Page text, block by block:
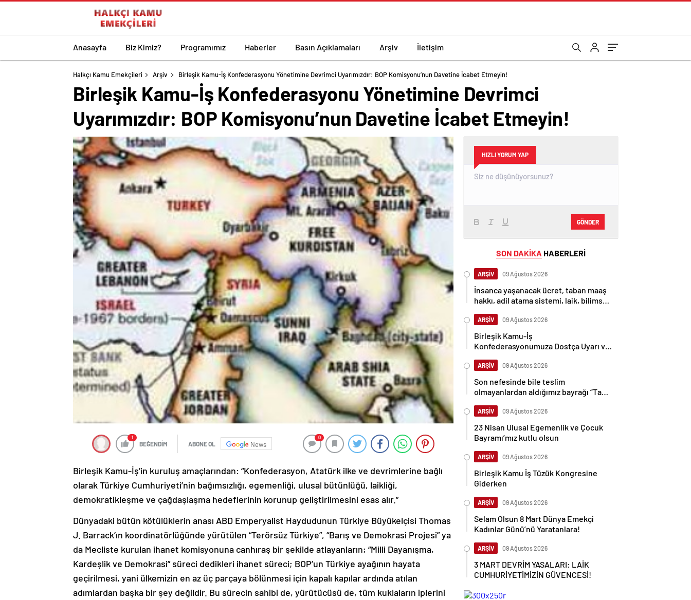
Anasayfa Biz Kimiz? Programımız Haberler Basın Açıklamaları Arşiv İletişim
Halkçı Kamu Emekçileri Arşiv Birleşik Kamu-İş Konfederasyonu Yönetimine Devrimci Uyarımızdır: BOP Komisyonu’nun Davetine İcabet Etmeyin!
Birleşik Kamu-İş Konfederasyonu Yönetimine Devrimci
Uyarımızdır: BOP Komisyonu’nun Davetine İcabet Etmeyin!
1
BEĞENDİM ABONE OL News
0
Birleşik Kamu-İş’in kuruluş amaçlarından: “Konfederasyon, Atatürk ilke ve devrimlerine bağlı
olarak Türkiye Cumhuriyeti’nin bağımsızlığı, egemenliği, ulusal bütünlüğü, laikliği,
demokratikleşme ve çağdaşlaşma hedeflerinin korunup geliştirilmesini esas alır.”
Dünyadaki bütün kötülüklerin anası ABD Emperyalist Haydudunun Türkiye Büyükelçisi Thomas
J. Barrack’ın koordinatörlüğünde yürütülen “Terörsüz Türkiye”, “Barış ve Demokrasi Projesi” ya
da Mecliste kurulan ihanet komisyonuna canhıraş bir şekilde atlayanların; “Milli Dayanışma,
Kardeşlik ve Demokrasi” süreci dedikleri ihanet süreci; BOP’un Türkiye ayağının hayata
geçirilmesi, yani ülkemizin en az üç parçaya bölünmesi için kapalı kapılar ardında atılan
adımlardan başka bir şey değildir. Bu sürecin sahibi de, yürütücüsü de, tüm kuklaların iplerini
HIZLI YORUM YAP
GÖNDER
SON DAKİKA HABERLERİ
ARŞİV 09 Ağustos 2026
İnsanca yaşanacak ücret, taban maaş
hakkı, adil atama sistemi, laik, bilimsel,
sağlanana dek mücadelemizi
sürdüreceğiz.
ARŞİV 09 Ağustos 2026
Birleşik Kamu-İş
Konfederasyonumuza Dostça Uyarı ve
ARŞİV 09 Ağustos 2026
Son nefesinde bile teslim
olmayanlardan aldığımız bayrağı “Tam
dalgalandırıyoruz.
ARŞİV 09 Ağustos 2026
23 Nisan Ulusal Egemenlik ve Çocuk
Bayramı’mız kutlu olsun
ARŞİV 09 Ağustos 2026
Birleşik Kamu İş Tüzük Kongresine
Giderken
ARŞİV 09 Ağustos 2026
Selam Olsun 8 Mart Dünya Emekçi
Kadınlar Günü’nü Yaratanlara!
ARŞİV 09 Ağustos 2026
3 MART DEVRİM YASALARI: LAİK
CUMHURİYETİMİZİN GÜVENCESİ!